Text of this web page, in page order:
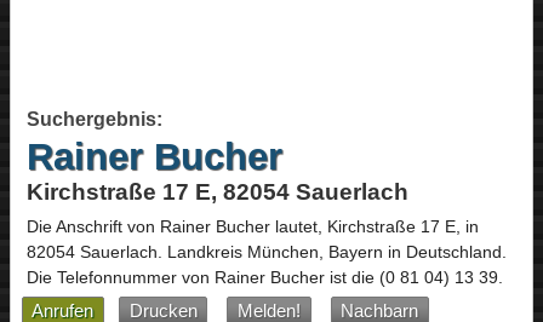
Suchergebnis:
Rainer Bucher
Kirchstraße 17 E, 82054 Sauerlach
Die Anschrift von Rainer Bucherlautet, Kirchstraße 17 E, in
82054 Sauerlach. Landkreis München, Bayern in Deutschland.
Die Telefonnummer von Rainer Bucher ist die (0 81 04) 13 39.
Anrufen Drucken Melden!
Nachbarn